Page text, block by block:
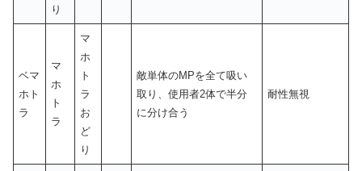
り
ベマ
ホト
ラ
マ
ホ
ト
ラ
マ
ホ
ト
ラ
お
ど
り
敵単体のMPを全て吸い
取り、使用者2体で半分
に分け合う
耐性無視